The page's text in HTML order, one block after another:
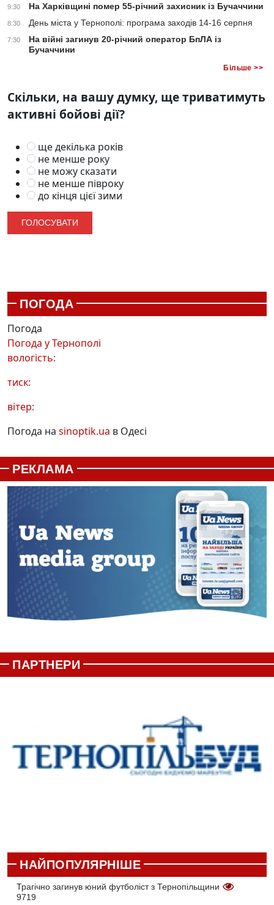
9:30 На Харківщині помер 55-річний захисник із Бучаччини
8:30 День міста у Тернополі: програма заходів 14-16 серпня
7:30
На війні загинув 20-річний оператор БпЛА із
Бучаччини
Більше >>
Скільки, на вашу думку, ще триватимуть
активні бойові дії?
ще декілька років
не менше року
не можу сказати
не менше півроку
до кінця цієї зими
ПОГОДА
Погода
Погода уТернополі
вологість:
тиск:
вітер:
Погода на sinoptik.ua в Одесі
РЕКЛАМА
ПАРТНЕРИ
НАЙПОПУЛЯРНІШЕ
Трагічно загинув юний футболіст з Тернопільщини
9719